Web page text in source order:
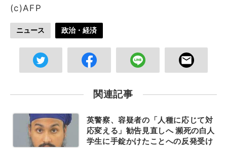
(c)AFP
ニュース 政治・経済
関連記事
英警察、容疑者の「人種に応じて対
応変える」勧告見直しへ 瀕死の白人
学生に手錠かけたことへの反発受け